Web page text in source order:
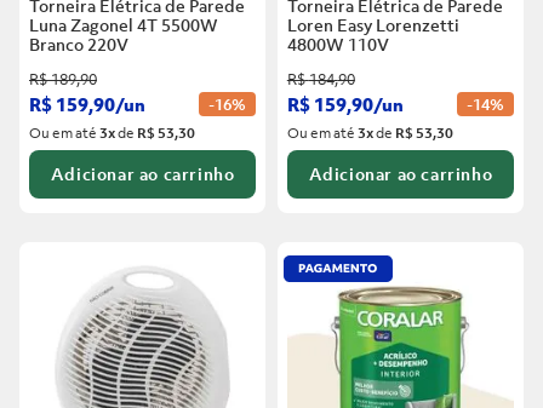
Torneira Elétrica de Parede
Luna Zagonel 4T 5500W
Branco 220V
R$189,90
R$ 159,90/un -16%
Ou em até3xde R$ 53,30
Adicionar ao carrinho
Torneira Elétrica de Parede
Loren Easy Lorenzetti
4800W 110V
R$184,90
R$ 159,90/un -14%
Ou em até3xde R$ 53,30
Adicionar ao carrinho